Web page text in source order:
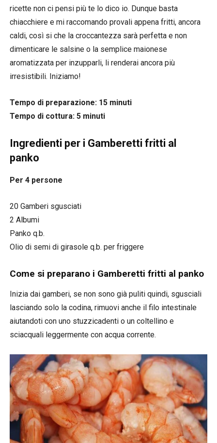
ricette non ci pensi più te lo dico io. Dunque basta
chiacchiere e mi raccomando provali appena fritti, ancora
caldi, così si che la croccantezza sarà perfetta e non
dimenticare le salsine o la semplice maionese
aromatizzata per inzupparli, li renderai ancora più
irresistibili. Iniziamo!
Tempo di preparazione: 15 minuti
Tempo di cottura: 5 minuti
Ingredienti per i Gamberetti fritti al
panko
Per 4 persone
20 Gamberi sgusciati
2 Albumi
Panko q.b.
Olio di semi di girasole q.b. per friggere
Come si preparano i Gamberetti fritti al panko
Inizia dai gamberi, se non sono già puliti quindi, sgusciali
lasciando solo la codina, rimuovi anche il filo intestinale
aiutandoti con uno stuzzicadenti o un coltellino e
sciacquali leggermente con acqua corrente.